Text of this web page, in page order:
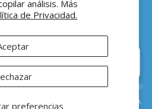
análisis. Más
de Privacidad.
preferencias
reservados |Vitamina Online®
están en MXN ($) e incluyen IVA
Hola 👋 ¿En qué podemos
ayudarte?